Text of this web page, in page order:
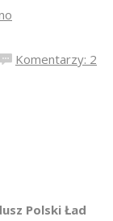
Komentarzy: 2
Polski Ład